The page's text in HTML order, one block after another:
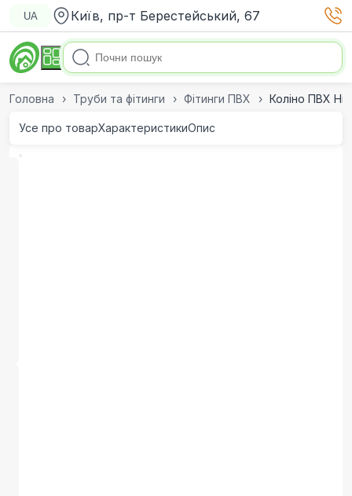
UA Київ, пр-т Берестейський, 67
Головна Труби та фітинги Фітинги ПВХ Коліно ПВХ
Усе про товарХарактеристикиОпис